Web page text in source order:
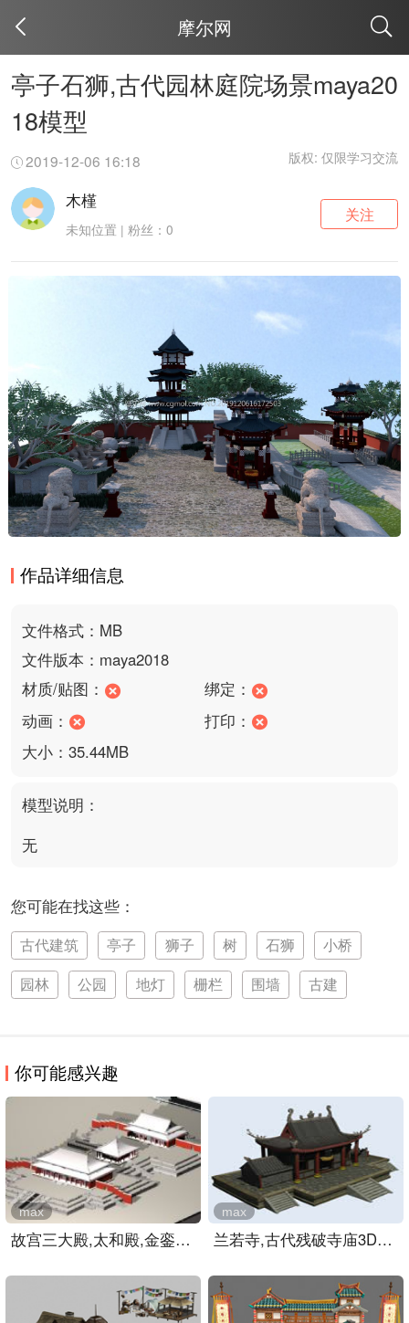
摩尔网
亭子石狮,古代园林庭院场景maya20
18模型
2019-12-06 16:18 版权: 仅限学习交流
木槿
未知位置 | 粉丝：0
关注
作品详细信息
文件格式：MB
文件版本：maya2018
材质/贴图：
绑定：
动画：
打印：
大小：35.44MB
模型说明：
无
您可能在找这些：
古代建筑 亭子 狮子 树 石狮
小桥
园林
公园 地灯 栅栏 围墙 古建
你可能感兴趣
故宫三大殿,太和殿,金銮殿..
max
兰若寺,古代残破寺庙3D模型..
max
取消